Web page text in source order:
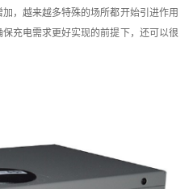
，越来越多特殊的场所都开始引进作用
充电需求更好实现的前提下，还可以很